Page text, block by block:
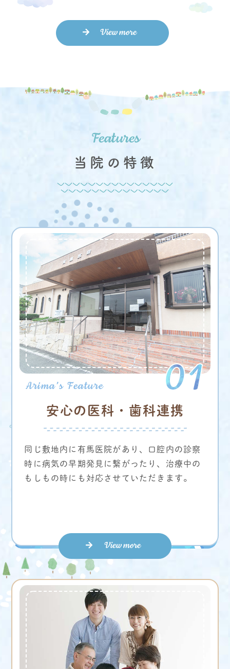
View more
当院の特徴
安心の医科・歯科連携
同じ敷地内に有馬医院があり、口腔内の診察
時に病気の早期発見に繋がったり、治療中の
もしもの時にも対応させていただきます。
View more